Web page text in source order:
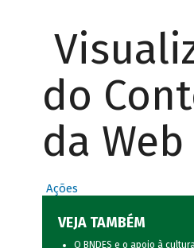
do
da Web
Ações
VEJA TAMBÉM
O BNDES e o apoio à